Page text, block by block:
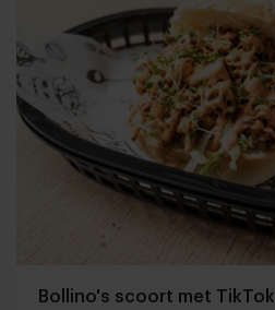
Bollino's scoort met